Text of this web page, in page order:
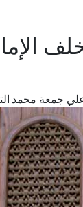
علي جمعة محمد